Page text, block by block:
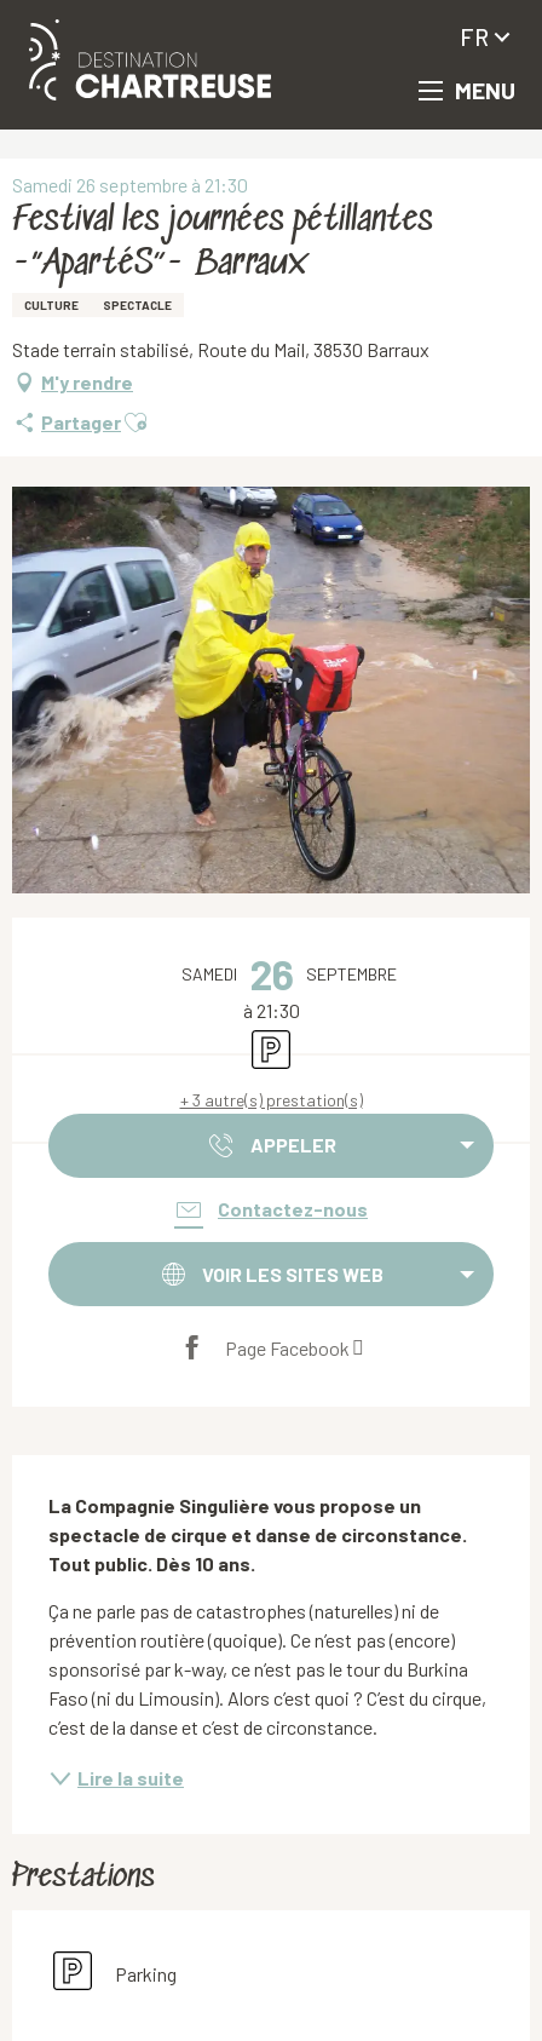
Aller
principal
MENU
FR
Samedi 26 septembre à 21:30
Festival les journées pétillantes
-“ApartéS”- Barraux
CULTURE SPECTACLE
Stade terrain stabilisé, Route du Mail, 38530 Barraux
M'y rendre
PartagerAjouter aux favoris
SAMEDI 26 SEPTEMBRE
à 21:30
Parking
+ 3 autre(s) prestation(s)
APPELER
Contactez-nous
VOIR LES SITES WEB
Page Facebook
La Compagnie Singulière vous propose un
spectacle de cirque et danse de circonstance.
Tout public. Dès 10 ans.
Ça ne parle pas de catastrophes (naturelles) ni de
prévention routière (quoique). Ce n’est pas (encore)
sponsorisé par k-way, ce n’est pas le tour du Burkina
Faso (ni du Limousin). Alors c’est quoi ? C’est du cirque,
c’est de la danse et c’est de circonstance.
Lire la suite
Prestations
Parking